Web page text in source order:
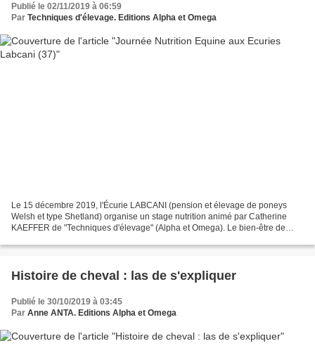
Publié le 02/11/2019 à 06:59
Par Techniques d'élevage. Editions Alpha et Omega
Le 15 décembre 2019, l'Écurie LABCANI (pension et élevage de poneys
Welsh et type Shetland) organise un stage nutrition animé par Catherine
KAEFFER de "Techniques d'élevage" (Alpha et Omega). Le bien-être de
Histoire de cheval : las de s'expliquer
Publié le 30/10/2019 à 03:45
Par Anne ANTA. Editions Alpha et Omega